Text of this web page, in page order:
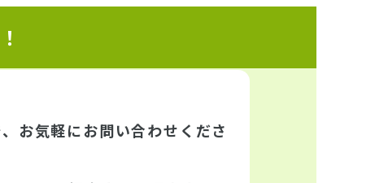
お気軽にお問い合わせくださ